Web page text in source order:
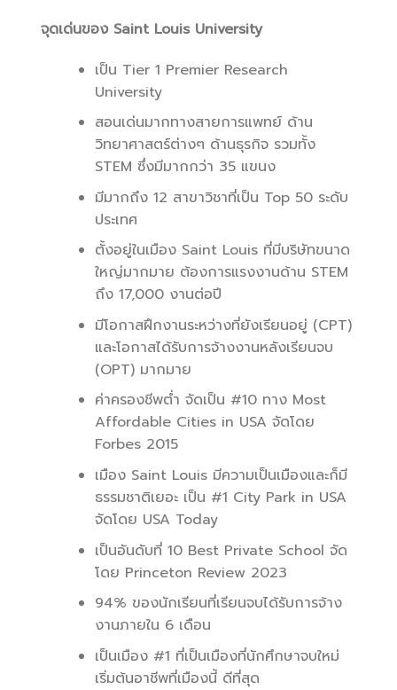
จุดเด่นของ Saint Louis University
เป็น Tier 1 Premier Research
University
สอนเด่นมากทางสายการแพทย์ ด้าน
วิทยาศาสตร์ต่างๆ ด้านธุรกิจ รวมทั้ง
STEM ซึ่งมีมากกว่า 35 แขนง
มีมากถึง 12 สาขาวิชาที่เป็น Top 50 ระดับ
ประเทศ
ตั้งอยู่ในเมือง Saint Louis ที่มีบริษัทขนาด
ใหญ่มากมาย ต้องการแรงงานด้าน STEM
ถึง 17,000 งานต่อปี
มีโอกาสฝึกงานระหว่างที่ยังเรียนอยู่ (CPT)
และโอกาสได้รับการจ้างงานหลังเรียนจบ
(OPT) มากมาย
ค่าครองชีพต่ำ จัดเป็น #10 ทาง Most
Affordable Cities in USA จัดโดย
Forbes 2015
เมือง Saint Louis มีความเป็นเมืองและก็มี
ธรรมชาติเยอะ เป็น #1 City Park in USA
จัดโดย USA Today
เป็นอันดับที่ 10 Best Private School จัด
โดย Princeton Review 2023
94% ของนักเรียนที่เรียนจบได้รับการจ้าง
งานภายใน 6 เดือน
เป็นเมือง #1 ที่เป็นเมืองที่นักศึกษาจบใหม่
เริ่มต้นอาชีพที่เมืองนี้ ดีที่สุด